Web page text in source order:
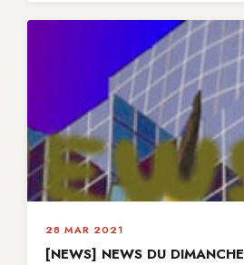
28 MAR 2021
[NEWS] NEWS DU DIMANCHE